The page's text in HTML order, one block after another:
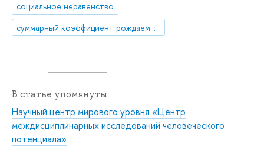
социальное неравенство
суммарный коэффициент рождаемости
В статье упомянуты
Научный центр мирового уровня «Центр
междисциплинарных исследований человеческого
потенциала»